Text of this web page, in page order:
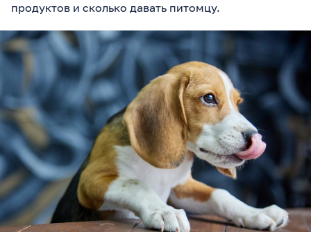
продуктов и сколько давать питомцу.